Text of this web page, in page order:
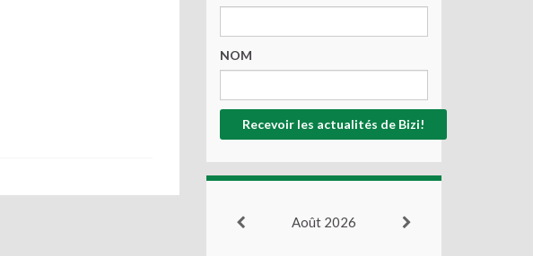
NOM
Août 2026